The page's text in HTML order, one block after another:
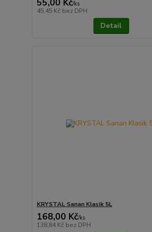
/ks
45,45 Kč bez DPH
Detail
KRYSTAL Sanan Klasik 5L
168,00 Kč/ks
138,84 Kč bez DPH